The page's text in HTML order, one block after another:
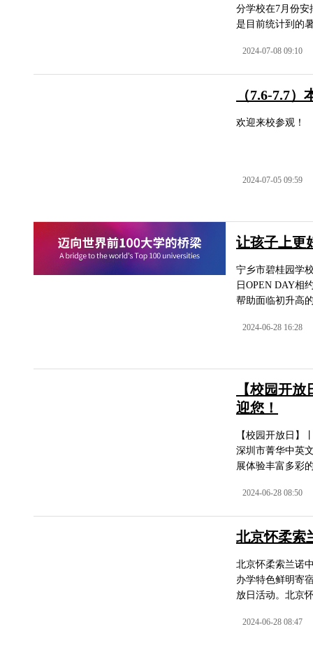
分学校在7月份
是目前统计到的
2024-07-08 09:10
（7.6-7.7
欢迎来校参观！
2024-07-05 09:59
让孩子上更
宁乡市碧桂园学
日OPEN DAY相
帮助面临初升高
2024-06-28 16:28
【校园开
迎您！
【校园开放日】
深圳市菁华中英
展体验丰富多彩
2024-06-28 08:50
北京怀柔索
北京怀柔索兰诺
办学特色鲜明寄
放日活动。北京
2024-06-28 08:47